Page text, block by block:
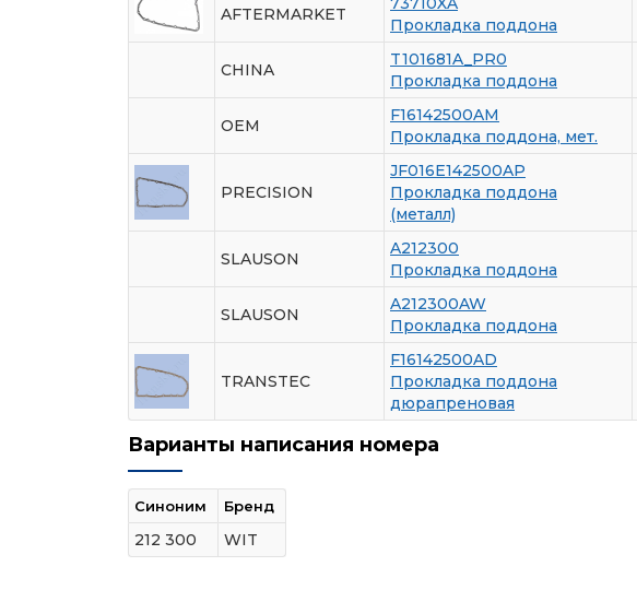
AFTERMARKET
Прокладка поддона
CHINA
T101681A_PR0
Прокладка поддона
OEM
F16142500AM
Прокладка поддона, мет.
PRECISION
JF016E142500AP
Прокладка поддона
(металл)
SLAUSON
A212300
Прокладка поддона
SLAUSON
A212300AW
Прокладка поддона
TRANSTEC
F16142500AD
Прокладка поддона
дюрапреновая
Варианты написания номера
Синоним Бренд
212 300 WIT